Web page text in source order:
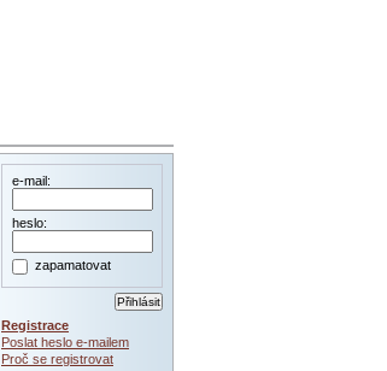
e-mail:
heslo:
zapamatovat
Registrace
Poslat heslo e-mailem
Proč se registrovat